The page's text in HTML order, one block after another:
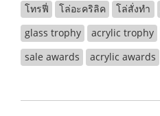
โทรฟี่
โล่อะคริลิค โล่สั่งทำ
glass trophy
acrylic trophy
sale awards
acrylic awards